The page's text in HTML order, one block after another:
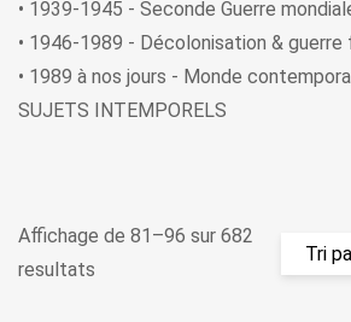
• 1939-1945 - Seconde Guerre
• 1946-1989 - Décolonisation & guerre
• 1989 à nos jours - Monde
SUJETS INTEMPORELS
Affichage de 81–96 sur 682
resultats